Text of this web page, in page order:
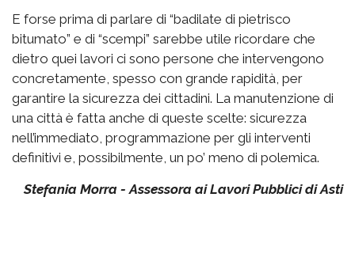
E forse prima di parlare di “badilate di pietrisco
bitumato” e di “scempi” sarebbe utile ricordare che
dietro quei lavori ci sono persone che intervengono
concretamente, spesso con grande rapidità, per
garantire la sicurezza dei cittadini. La manutenzione di
una città è fatta anche di queste scelte: sicurezza
nell’immediato, programmazione per gli interventi
definitivi e, possibilmente, un po’ meno di polemica.
Stefania Morra - Assessora ai Lavori Pubblici di Asti